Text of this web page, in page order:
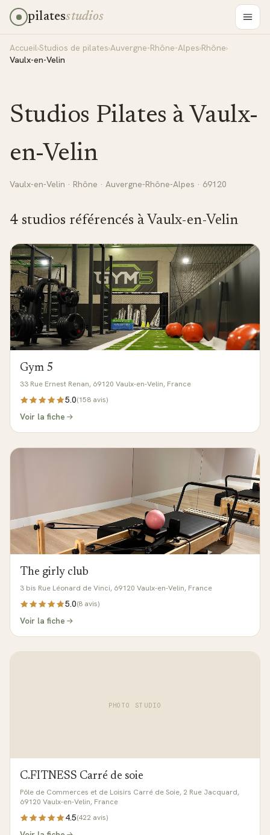
pilatesstudios
Accueil›Studios de pilates›Auvergne-Rhône-Alpes›Rhône›
Vaulx-en-Velin
Studios Pilates à Vaulx-
en-Velin
Vaulx-en-Velin · Rhône · Auvergne-Rhône-Alpes · 69120
4 studios référencés à Vaulx-en-Velin
Gym 5
33 Rue Ernest Renan, 69120 Vaulx-en-Velin, France
5.0(158 avis)
Voir la fiche
The girly club
3 bis Rue Léonard de Vinci, 69120 Vaulx-en-Velin, France
5.0(8 avis)
Voir la fiche
PHOTO STUDIO
C.FITNESS Carré de soie
Pôle de Commerces et de Loisirs Carré de Soie, 2 Rue Jacquard,
69120 Vaulx-en-Velin, France
4.5(422 avis)